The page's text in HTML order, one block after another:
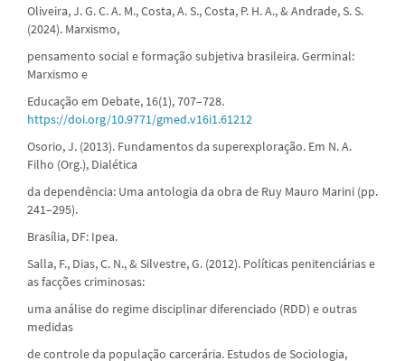
Oliveira, J. G. C. A. M., Costa, A. S., Costa, P. H. A., & Andrade, S. S.
(2024). Marxismo,
pensamento social e formação subjetiva brasileira. Germinal:
Marxismo e
Educação em Debate, 16(1), 707–728.
https://doi.org/10.9771/gmed.v16i1.61212
Osorio, J. (2013). Fundamentos da superexploração. Em N. A.
Filho (Org.), Dialética
da dependência: Uma antologia da obra de Ruy Mauro Marini (pp.
241–295).
Brasília, DF: Ipea.
Salla, F., Dias, C. N., & Silvestre, G. (2012). Políticas penitenciárias e
as facções criminosas:
uma análise do regime disciplinar diferenciado (RDD) e outras
medidas
de controle da população carcerária. Estudos de Sociologia,